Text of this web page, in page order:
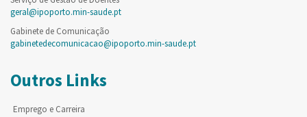
geral@ipoporto.min-saude.pt
Gabinete de Comunicação
gabinetedecomunicacao@ipoporto.min-saude.pt
Outros Links
Emprego e Carreira